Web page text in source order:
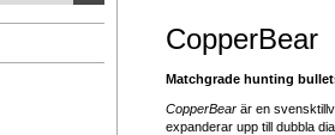
CopperBear
Matchgrade hunting
CopperBear är en
expanderar upp till dubbla